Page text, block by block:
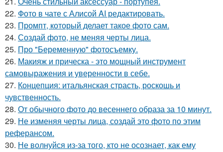
22. Фото в чате с Алисой AI редактировать.
23. Промпт, который делает такое фото сам.
24. Создай фото, не меняя черты лица.
25. Про "Беременную" фотосъемку.
26. Макияж и прическа - это мощный инструмент
самовыражения и уверенности в себе.
27. Концепция: итальянская страсть, роскошь и
чувственность.
28. От обычного фото до весеннего образа за 10 минут.
29. Не изменяя черты лица, создай это фото по этим
реферансом.
30. Не волнуйся из-за того, кто не осознает, как ему